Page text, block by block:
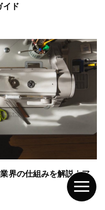
イド
界の仕組みを解説｜ア